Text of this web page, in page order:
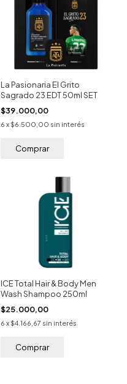
La Pasionaria El Grito
Sagrado 23 EDT 50ml SET
$39.000,00
6 x $6.500,00 sin interés
ICE Total Hair & Body Men
Wash Shampoo 250ml
$25.000,00
6 x $4.166,67 sin interés